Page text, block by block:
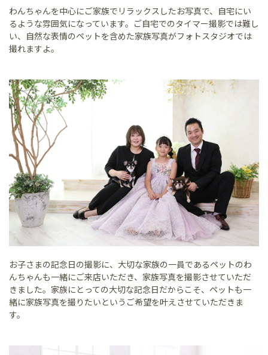
わんちゃんを中心にご家族でリラックスしたお写真で、自宅にい
るような雰囲気になっています。ご自宅でのタイマー撮影では難し
い、自然な表情のペットを含めた家族写真がフォトスタジオでは
撮れますよ。
お子さまの記念日の撮影に、大切な家族の一員であるペットのわ
んちゃんも一緒にご来店いただき、家族写真を撮影させていただ
きました。家族にとっての大切な記念日だからこそ、ペットも一
緒に家族写真を撮りたいというご希望を叶えさせていただきま
す。